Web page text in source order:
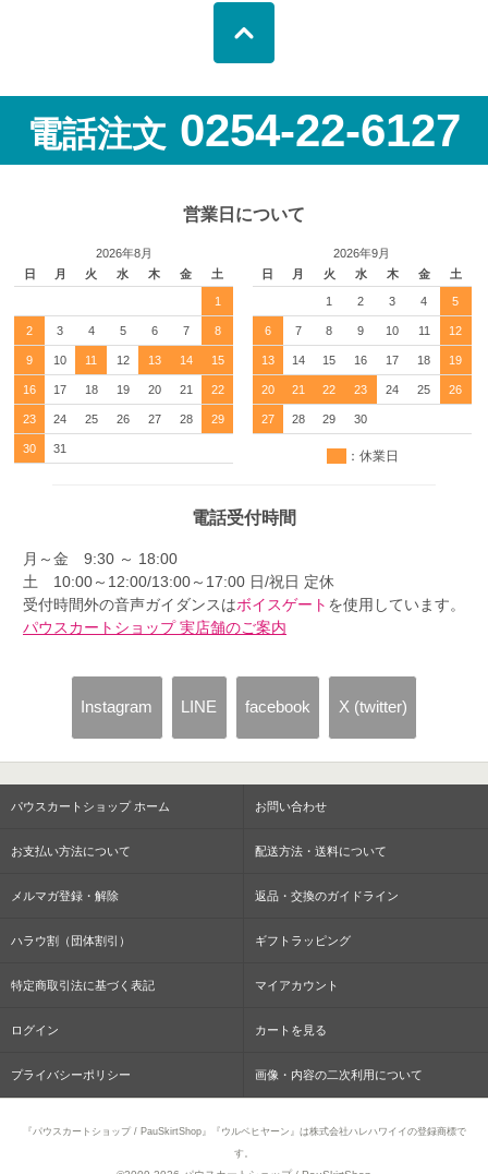
電話注文 0254-22-6127
営業日について
2026年8月
日
月 火 水 木 金 土
1
2 3 4 5 6 7 8
9 10 11 12 13 14 15
16 17 18 19 20 21 22
23 24 25 26 27 28 29
30 31
2026年9月
日
月 火 水 木 金 土
1 2 3 4 5
6 7 8 9 10 11 12
13 14 15 16 17 18 19
20 21 22 23 24 25 26
27 28 29 30
：休業日
電話受付時間
月～金 9:30 ～ 18:00
土 10:00～12:00/13:00～17:00 日/祝日 定休
受付時間外の音声ガイダンスはボイスゲート を使用しています。
パウスカートショップ 実店舗のご案内
Instagram LINE facebook X (twitter)
パウスカートショップ ホーム お問い合わせ
お支払い方法について 配送方法・送料について
メルマガ登録・解除 返品・交換のガイドライン
ハラウ割（団体割引） ギフトラッピング
特定商取引法に基づく表記 マイアカウント
ログイン カートを見る
プライバシーポリシー 画像・内容の二次利用について
『パウスカートショップ / PauSkirtShop』『ウルベヒヤーン』は株式会社ハレハワイイの登録商標で
す。